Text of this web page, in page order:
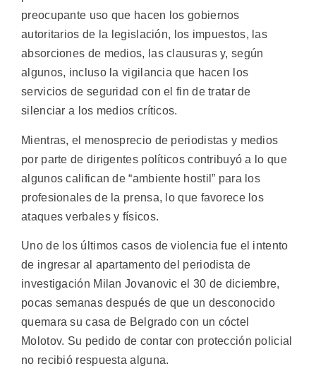
preocupante uso que hacen los gobiernos
autoritarios de la legislación, los impuestos, las
absorciones de medios, las clausuras y, según
algunos, incluso la vigilancia que hacen los
servicios de seguridad con el fin de tratar de
silenciar a los medios críticos.
Mientras, el menosprecio de periodistas y medios
por parte de dirigentes políticos contribuyó a lo que
algunos califican de “ambiente hostil” para los
profesionales de la prensa, lo que favorece los
ataques verbales y físicos.
Uno de los últimos casos de violencia fue el intento
de ingresar al apartamento del periodista de
investigación Milan Jovanovic el 30 de diciembre,
pocas semanas después de que un desconocido
quemara su casa de Belgrado con un cóctel
Molotov. Su pedido de contar con protección policial
no recibió respuesta alguna.